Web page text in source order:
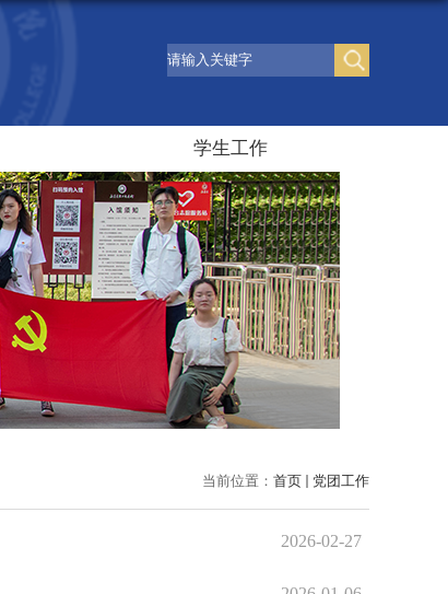
学生工作
当前位置： 首页 党团工作
2026-02-27